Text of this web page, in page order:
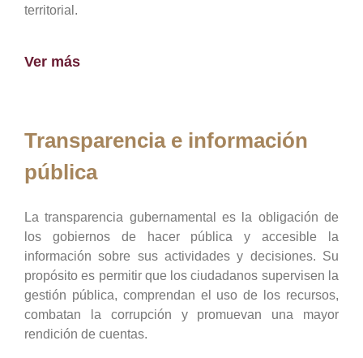
territorial.
Ver más
Transparencia e información
pública
La transparencia gubernamental es la obligación de
los gobiernos de hacer pública y accesible la
información sobre sus actividades y decisiones. Su
propósito es permitir que los ciudadanos supervisen la
gestión pública, comprendan el uso de los recursos,
combatan la corrupción y promuevan una mayor
rendición de cuentas.